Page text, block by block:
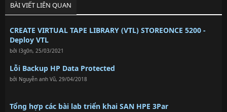
BÀI VIẾT LIÊN QUAN
CREATE VIRTUAL TAPE LIBRARY (VTL) STOREONCE 5200 -
Deploy VTL
bởi l3g0n, 25/03/2021
Lỗi Backup HP Data Protected
bởi Nguyễn anh Vũ, 29/04/2018
Tổng hợp các bài lab triển khai SAN HPE 3Par